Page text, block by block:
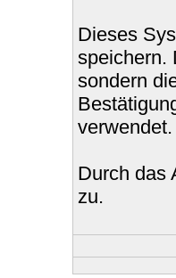
Dieses
speichern.
sondern
verwendet.
Durch das
zu.